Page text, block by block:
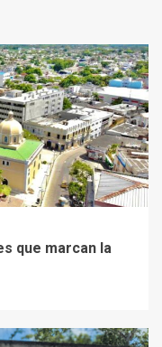
que marcan la